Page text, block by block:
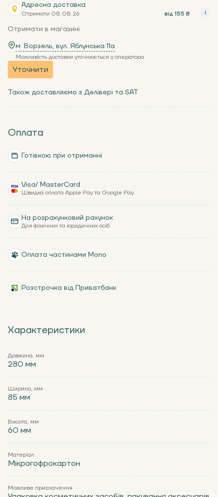
Характеристики
Довжина, мм
280 мм
Ширина, мм
85 мм
Висота, мм
60 мм
Матеріал
Мікрогофрокартон
Можливе призначення
Адресна доставка
Отримати 08.08.26 від 155 ₴
Отримати в магазині
м. Ворзель, вул. Яблунська 11a
Можливість доставки уточнюється у оператора
Уточнити
Також доставляємо з Делівері та SAT
Оплата
Готівкою при отриманні
Visa/ MasterCard
Швидка оплата Apple Pay та Google Pay
На розрахунковий рахунок
Для фізичних та юридичних осіб
Оплата частинами Mono
Розстрочка від Приватбанк